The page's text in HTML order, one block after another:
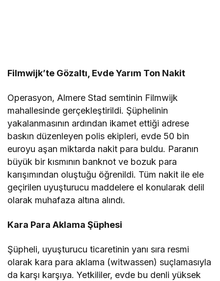
Filmwijk’te Gözaltı, Evde Yarım Ton Nakit
Operasyon, Almere Stad semtinin Filmwijk
mahallesinde gerçekleştirildi. Şüphelinin
yakalanmasının ardından ikamet ettiği adrese
baskın düzenleyen polis ekipleri, evde 50 bin
euroyu aşan miktarda nakit para buldu. Paranın
büyük bir kısmının banknot ve bozuk para
karışımından oluştuğu öğrenildi. Tüm nakit ile ele
geçirilen uyuşturucu maddelere el konularak delil
olarak muhafaza altına alındı.
Kara Para Aklama Şüphesi
Şüpheli, uyuşturucu ticaretinin yanı sıra resmi
olarak kara para aklama (witwassen) suçlamasıyla
da karşı karşıya. Yetkililer, evde bu denli yüksek